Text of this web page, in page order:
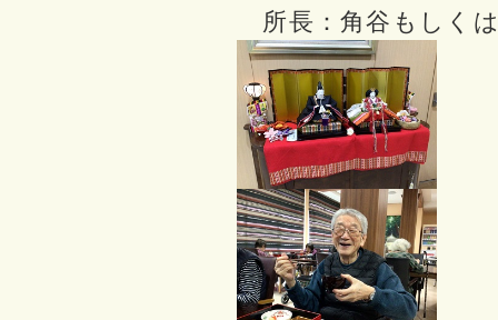
所長：角谷もしく